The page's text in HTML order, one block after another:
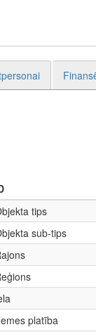
tips
sub-tips
platība